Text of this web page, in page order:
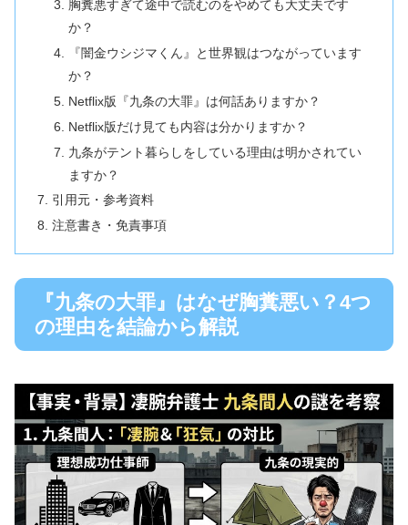
胸糞悪すぎて途中で読むのをやめても大丈夫です
か？
『闇金ウシジマくん』と世界観はつながっています
か？
Netflix版『九条の大罪』は何話ありますか？
Netflix版だけ見ても内容は分かりますか？
九条がテント暮らしをしている理由は明かされてい
ますか？
引用元・参考資料
注意書き・免責事項
『九条の大罪』はなぜ胸糞悪い？4つ
の理由を結論から解説